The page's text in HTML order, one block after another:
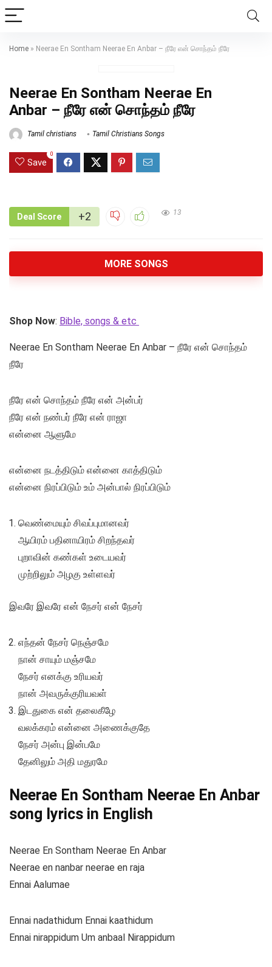
Home » Neerae En Sontham Neerae En Anbar – நீரே என் சொந்தம் நீரே
Neerae En Sontham Neerae En
Anbar – நீரே என் சொந்தம் நீரே
Tamil christians Tamil Christians Songs
Save
0
Deal Score +2 13
MORE SONGS
Shop Now: Bible, songs & etc
Neerae En Sontham Neerae En Anbar – நீரே என் சொந்தம்
நீரே
நீரே என் சொந்தம் நீரே என் அன்பர்
நீரே என் நண்பர் நீரே என் ராஜா
என்னை ஆளுமே
என்னை நடத்திடும் என்னை காத்திடும்
என்னை நிரப்பிடும் உம் அன்பால் நிரப்பிடும்
வெண்மையும் சிவப்புமானவர்
ஆயிரம் பதினாயிரம் சிறந்தவர்
புறாவின் கண்கள் உடையவர்
முற்றிலும் அழகு உள்ளவர்
இவரே இவரே என் நேசர் என் நேசர்
எந்தன் நேசர் நெஞ்சமே
நான் சாயும் மஞ்சமே
நேசர் எனக்கு உரியவர்
நான் அவருக்குரியவள்
இடதுகை என் தலைகீழே
வலக்கரம் என்னை அணைக்குதே
நேசர் அன்பு இன்பமே
தேனிலும் அதி மதுரமே
Neerae En Sontham Neerae En Anbar
song lyrics in English
Neerae En Sontham Neerae En Anbar
Neerae en nanbar neerae en raja
Ennai Aalumae
Ennai nadathidum Ennai kaathidum
Ennai nirappidum Um anbaal Nirappidum